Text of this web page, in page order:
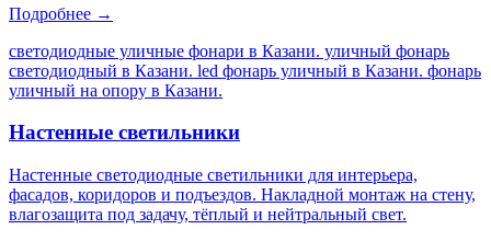
Подробнее →
светодиодные уличные фонари в Казани. уличный фонарь
светодиодный в Казани. led фонарь уличный в Казани. фонарь
уличный на опору в Казани.
Настенные светильники
Настенные светодиодные светильники для интерьера,
фасадов, коридоров и подъездов. Накладной монтаж на стену,
влагозащита под задачу, тёплый и нейтральный свет.